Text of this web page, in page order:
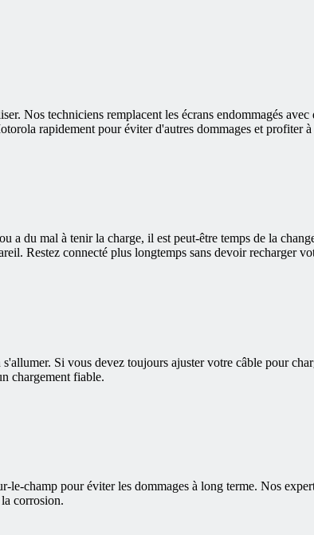
Nos techniciens remplacent les écrans endommagés
rapidement pour éviter d'autres dommages et profiter
a du mal à tenir la charge, il est peut-être temps de la
Restez connecté plus longtemps sans devoir recharger
Si vous devez toujours ajuster votre câble pour
chargement fiable.
champ pour éviter les dommages à long terme. Nos
corrosion.